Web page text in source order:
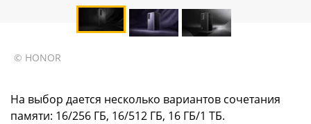
© HONOR
На выбор дается несколько вариантов сочетания
памяти: 16/256 ГБ, 16/512 ГБ, 16 ГБ/1 ТБ.